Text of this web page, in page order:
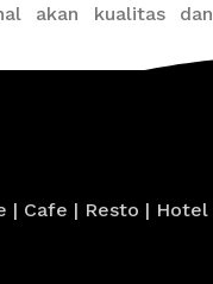
akan kualitas dan
Karya-karya ini
yang kaya dengan
| Cafe | Resto | Hotel